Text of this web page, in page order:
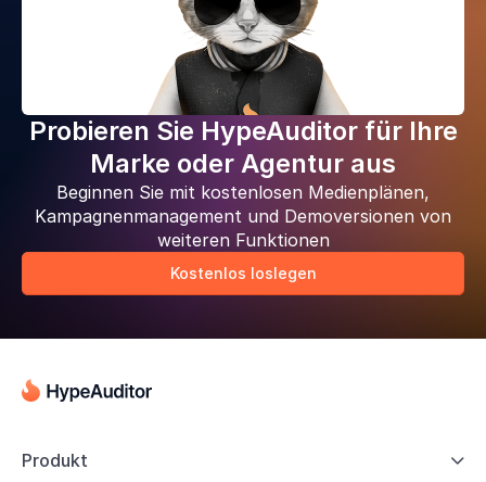
Probieren Sie HypeAuditor für Ihre
Marke oder Agentur aus
Beginnen Sie mit kostenlosen Medienplänen,
Kampagnenmanagement und Demoversionen von
weiteren Funktionen
Kostenlos loslegen
Produkt 